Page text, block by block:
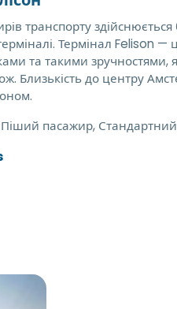
транспорту
Термінал Felison
та такими зручностями,
Близькість до центру
Піший пасажир,